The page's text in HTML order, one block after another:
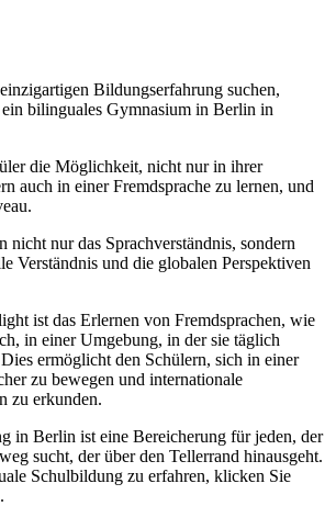
Bildungserfahrung suchen,
bilinguales Gymnasium in Berlin in
die Möglichkeit, nicht nur in ihrer
auch in einer Fremdsprache zu lernen, und
nicht nur das Sprachverständnis, sondern
Verständnis und die globalen Perspektiven
ist das Erlernen von Fremdsprachen, wie
in einer Umgebung, in der sie täglich
ermöglicht den Schülern, sich in einer
zu bewegen und internationale
zu erkunden.
in Berlin ist eine Bereicherung für jeden, der
sucht, der über den Tellerrand hinausgeht.
Schulbildung zu erfahren, klicken Sie